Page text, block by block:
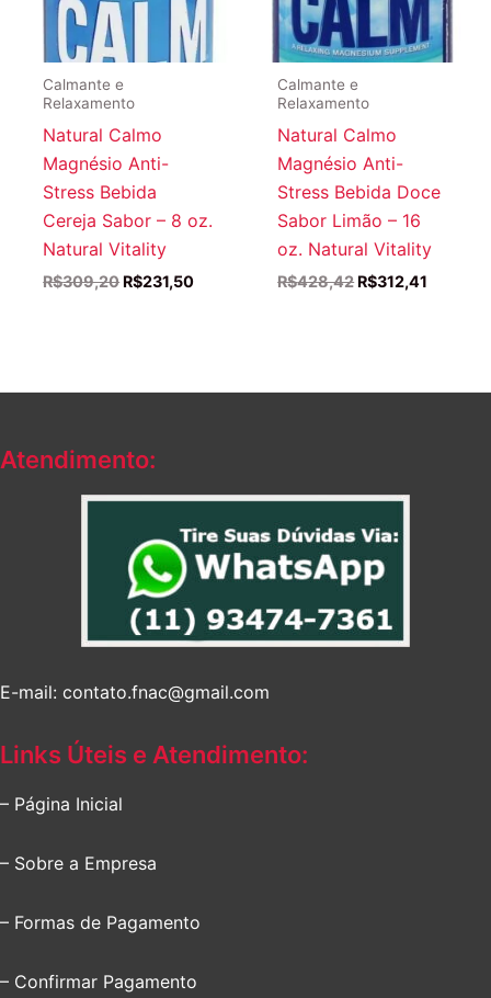
Calmante e
Relaxamento
Natural Calmo
Magnésio Anti-
Stress Bebida
Cereja Sabor – 8 oz.
Natural Vitality
R$309,20 O
R$231,50O
Calmante e
Relaxamento
Natural Calmo
Magnésio Anti-
Stress Bebida Doce
Sabor Limão – 16
oz. Natural Vitality
R$428,42 O
R$312,41
Atendimento:
E-mail: contato.fnac@gmail.com
Links Úteis e Atendimento:
– Página Inicial
– Sobre a Empresa
– Formas de Pagamento
– Confirmar Pagamento